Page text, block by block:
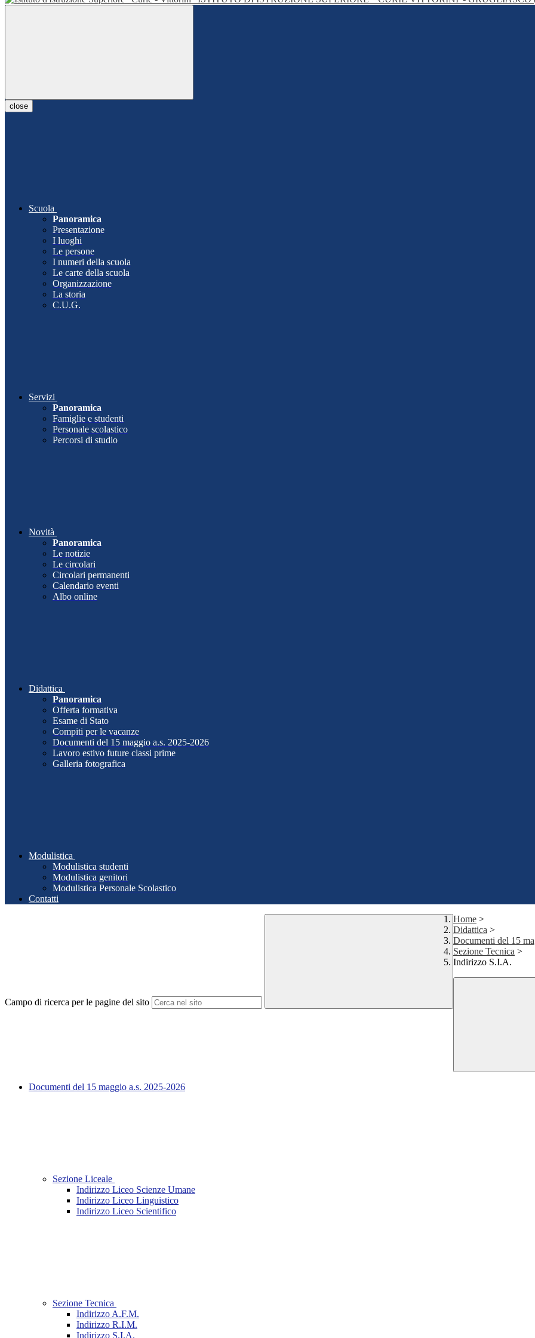
close
Scuola
Panoramica
Presentazione
I luoghi
Le persone
I numeri della scuola
Le carte della scuola
Organizzazione
La storia
C.U.G.
Servizi
Panoramica
Famiglie e studenti
Personale scolastico
Percorsi di studio
Novità
Panoramica
Le notizie
Le circolari
Circolari permanenti
Calendario eventi
Albo online
Didattica
Panoramica
Offerta formativa
Esame di Stato
Compiti per le vacanze
Documenti del 15 maggio a.s. 2025-2026
Lavoro estivo future classi prime
Galleria fotografica
Modulistica
Modulistica studenti
Modulistica genitori
Modulistica Personale Scolastico
Contatti
Campo di ricerca per le pagine del sito
Home >
Didattica >
Documenti del 15
Sezione Tecnica >
Indirizzo S.I.A.
Documenti del 15 maggio a.s. 2025-2026
Sezione Liceale
Indirizzo Liceo Scienze Umane
Indirizzo Liceo Linguistico
Indirizzo Liceo Scientifico
Sezione Tecnica
Indirizzo A.F.M.
Indirizzo R.I.M.
Indirizzo S.I.A.